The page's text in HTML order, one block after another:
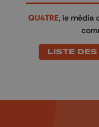
QU4TRE, le média
LISTE